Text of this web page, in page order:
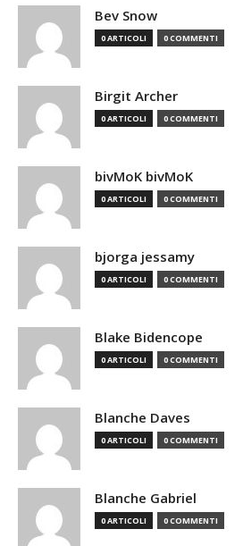
Bev Snow
0 ARTICOLI 0 COMMENTI
Birgit Archer
0 ARTICOLI 0 COMMENTI
bivMoK bivMoK
0 ARTICOLI 0 COMMENTI
bjorga jessamy
0 ARTICOLI 0 COMMENTI
Blake Bidencope
0 ARTICOLI 0 COMMENTI
Blanche Daves
0 ARTICOLI 0 COMMENTI
Blanche Gabriel
0 ARTICOLI 0 COMMENTI